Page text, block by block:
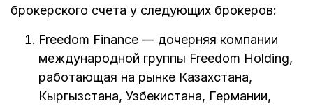
брокерского счета у следующих брокеров:
Freedom Finance — дочерняя компании
международной группы Freedom Holding,
работающая на рынке Казахстана,
Кыргызстана, Узбекистана, Германии,